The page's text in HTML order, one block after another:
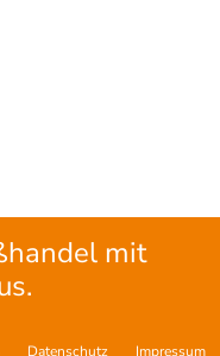
mit
Datenschutz Impressum